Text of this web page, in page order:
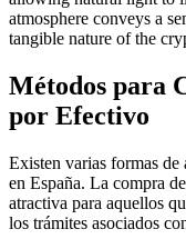
Métodos para
por Efectivo
Existen varias formas
en España. La compra
atractiva para aquellos
los trámites asociados